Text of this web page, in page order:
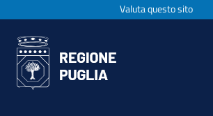
Valuta questo sito